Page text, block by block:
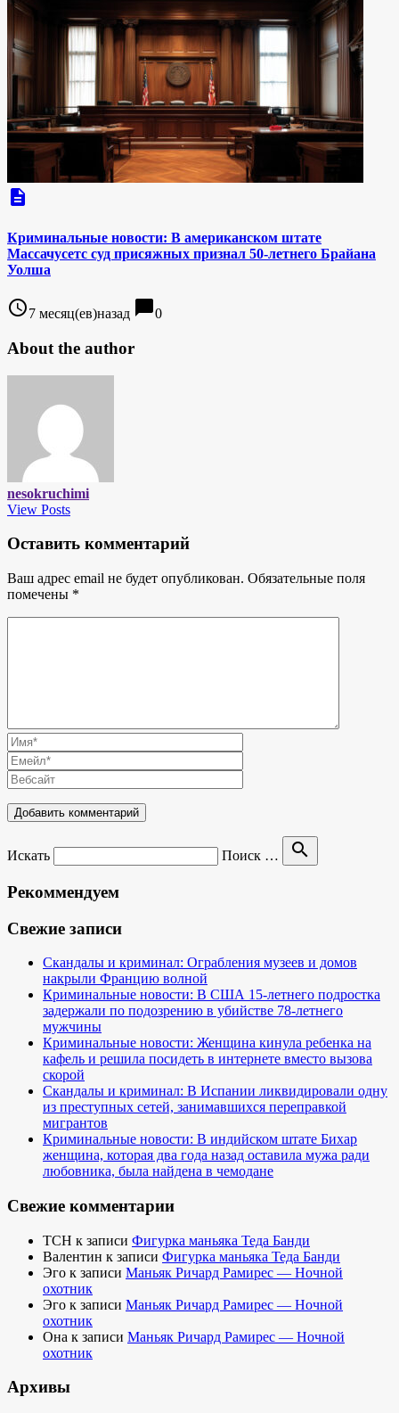
description
Криминальные новости: В американском штате
Массачусетс суд присяжных признал 50-летнего Брайана
Уолша
access_time7 месяц(ев)назад chat_bubble0
About the author
nesokruchimi
View Posts
Оставить комментарий
Ваш адрес email не будет опубликован. Обязательные поля
помечены *
Искать Поиск … search
Рекоммендуем
Свежие записи
Скандалы и криминал: Ограбления музеев и домов
накрыли Францию волной
Криминальные новости: В США 15-летнего подростка
задержали по подозрению в убийстве 78-летнего
мужчины
Криминальные новости: Женщина кинула ребенка на
кафель и решила посидеть в интернете вместо вызова
скорой
Скандалы и криминал: В Испании ликвидировали одну
из преступных сетей, занимавшихся переправкой
мигрантов
Криминальные новости: В индийском штате Бихар
женщина, которая два года назад оставила мужа ради
любовника, была найдена в чемодане
Свежие комментарии
TCH к записи Фигурка маньяка Теда Банди
Валентин к записи Фигурка маньяка Теда Банди
Эго к записи Маньяк Ричард Рамирес — Ночной
охотник
Эго к записи Маньяк Ричард Рамирес — Ночной
охотник
Она к записи Маньяк Ричард Рамирес — Ночной
охотник
Архивы